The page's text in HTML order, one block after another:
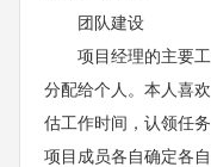
团队建设
项目经理的主要工
分配给个人。本人喜
估工作时间，认领任
项目成员各自确定各